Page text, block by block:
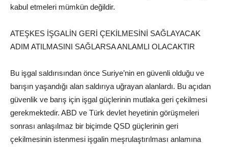
kabul etmeleri mümkün değildir.
ATEŞKES İŞGALİN GERİ ÇEKİLMESİNİ SAĞLAYACAK
ADIM ATILMASINI SAĞLARSA ANLAMLI OLACAKTIR
Bu işgal saldırısından önce Suriye’nin en güvenli olduğu ve
barışın yaşandığı alan saldırıya uğrayan alanlardı. Bu açıdan
güvenlik ve barış için işgal güçlerinin mutlaka geri çekilmesi
gerekmektedir. ABD ve Türk devlet heyetinin görüşmeleri
sonrası anlaşılmaz bir biçimde QSD güçlerinin geri
çekilmesinin istenmesi işgalin meşrulaştırılması anlamına